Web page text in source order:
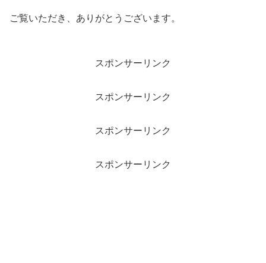
ご覧いただき、ありがとうございます。
スポンサーリンク
スポンサーリンク
スポンサーリンク
スポンサーリンク